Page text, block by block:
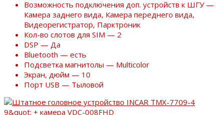
Возможность подключения доп. устройств к ШГУ —
Камера заднего вида, Камера переднего вида,
Видеорегистратор, Парктроник
Кол-во слотов для SIM — 2
DSP — Да
Bluetooth — есть
Подсветка магнитолы — Multicolor
Экран, дюйм — 10
Порт USB — Тыловой